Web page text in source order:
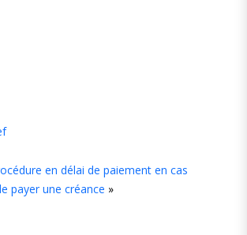
en délai de paiement en cas
payer une créance »